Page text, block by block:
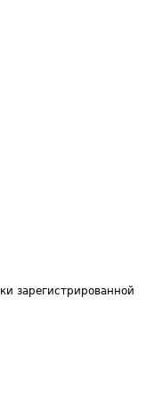
зарегистрированной